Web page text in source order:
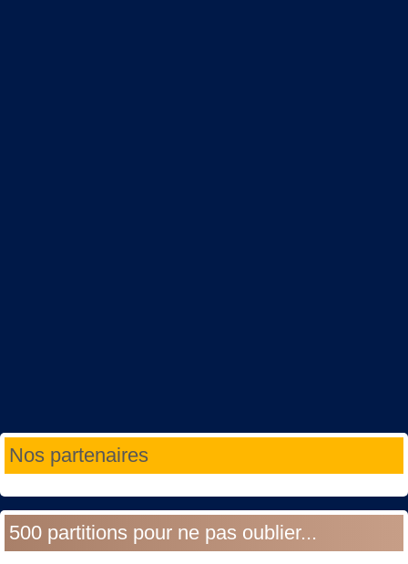
Nos partenaires
500 partitions pour ne pas oublier...
Année
précédente
Mois
précédent
Année
suivante
Mois
suivant